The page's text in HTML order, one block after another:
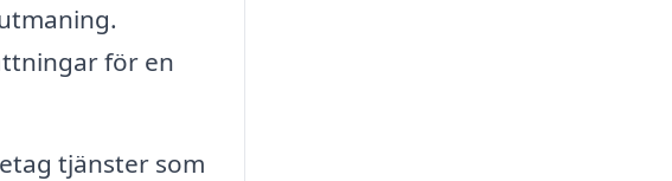
för en
tjänster som